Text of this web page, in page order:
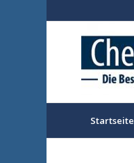
Startseite